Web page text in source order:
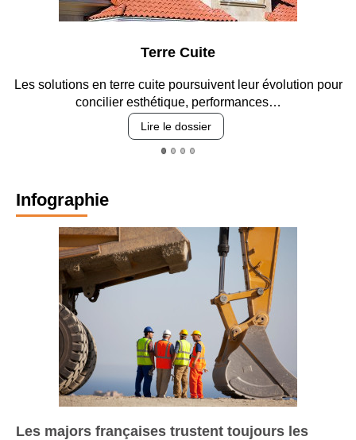
Terre Cuite
solutions en terre cuite poursuivent leur évolution pour
concilier esthétique, performances…
Lire le dossier
Infographie
Les majors françaises trustent toujours les